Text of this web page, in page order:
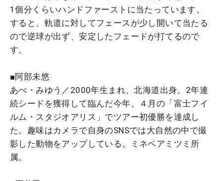
1個分くらいハンドファーストに当たっています。
すると、軌道に対してフェースが少し開いて当たる
ので逆球が出ず、安定したフェードが打てるので
す。
■阿部未悠
あべ・みゆう／2000年生まれ、北海道出身。2年連
続シードを獲得して臨んだ今年、４月の「富士フイ
ルム・スタジオアリス」でツアー初優勝を達成し
た。趣味はカメラで自身のSNSでは大自然の中で撮
影した動物をアップしている。ミネベアミツミ所
属。